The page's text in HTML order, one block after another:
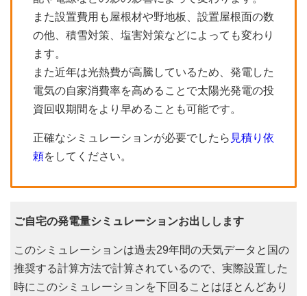
また設置費用も屋根材や野地板、設置屋根面の数
の他、積雪対策、塩害対策などによっても変わり
ます。
また近年は光熱費が高騰しているため、発電した
電気の自家消費率を高めることで太陽光発電の投
資回収期間をより早めることも可能です。
正確なシミュレーションが必要でしたら 見積り依
頼をしてください。
ご自宅の発電量シミュレーションお出しします
このシミュレーションは過去29年間の天気データと国の
推奨する計算方法で計算されているので、実際設置した
時にこのシミュレーションを下回ることはほとんどあり